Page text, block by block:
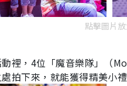
點擊圖片
裡，4位「魔音樂隊」（
拍下來，就能獲得精美小